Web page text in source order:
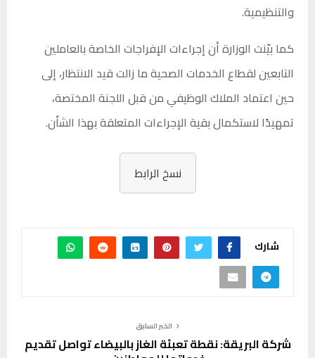
والتنظيمية.
كما بيّنت الوزارة أن إجراءات الإفراجات الخاصة بالعاملين
التابعين لقطاع الخدمات الصحية ما زالت قيد الانتظار، إلى
حين اعتماد الملاك الوظيفي من قبل اللجنة المختصة،
تمهيدًا لاستكمال بقية الإجراءات المتعلقة بهذا الشأن.
نسخ الرابط
شارك
الخبر السابق
شركة البريقة: نقطة تعبئة الغاز بالبيضاء تواصل تقديم